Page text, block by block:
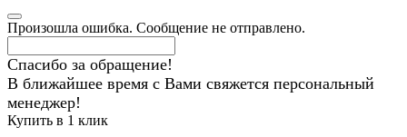
Произошла ошибка. Сообщение не отправлено.
Спасибо за обращение!
В ближайшее время с Вами свяжется персональный
менеджер!
Купить в 1 клик